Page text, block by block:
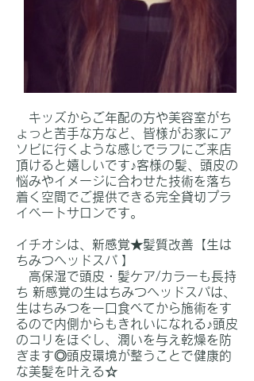
キッズからご年配の方や美容室がち
ょっと苦手な方など、皆様がお家にア
ソビに行くような感じでラフにご来店
頂けると嬉しいです♪客様の髪、頭皮の
悩みやイメージに合わせた技術を落ち
着く空間でご提供できる完全貸切プラ
イベートサロンです。
イチオシは、新感覚★髪質改善【生は
ちみつヘッドスパ 】
高保湿で頭皮・髪ケア/カラーも長持
ち 新感覚の生はちみつヘッドスパは、
生はちみつを一口食べてから施術をす
るので内側からもきれいになれる♪頭皮
のコリをほぐし、潤いを与え乾燥を防
ぎます◎頭皮環境が整うことで健康的
な美髪を叶える☆